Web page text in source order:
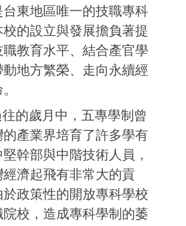
台東地區唯一的技職專科
的設立與發展擔負著提
職教育水平、結合產官學
動地方繁榮、走向永續經
歲月中，五專學制曾
產業界培育了許多學有
幹部與中階技術人員，
濟起飛有非常大的貢
於政策性的開放專科學校
院校，造成專科學制的萎